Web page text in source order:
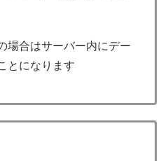
場合はサーバー内にデー
とになります